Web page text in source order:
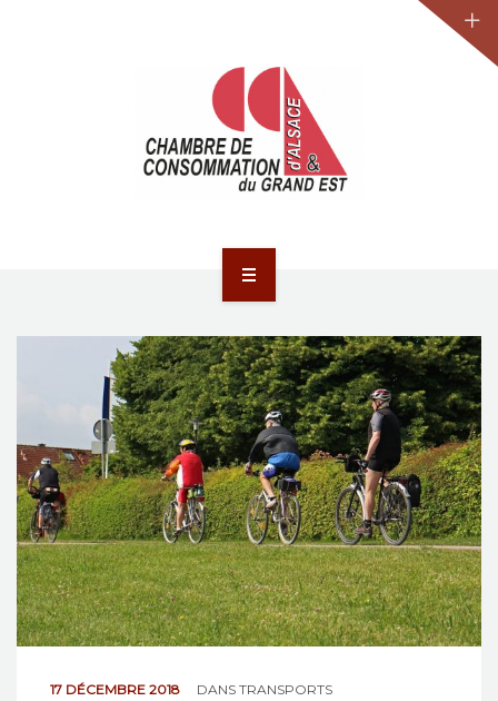
ACTUALITÉS
JURIDIQUE
LA CCA-GE
NOS ACTIONS
CONTACT
17 DÉCEMBRE 2018 DANS TRANSPORTS